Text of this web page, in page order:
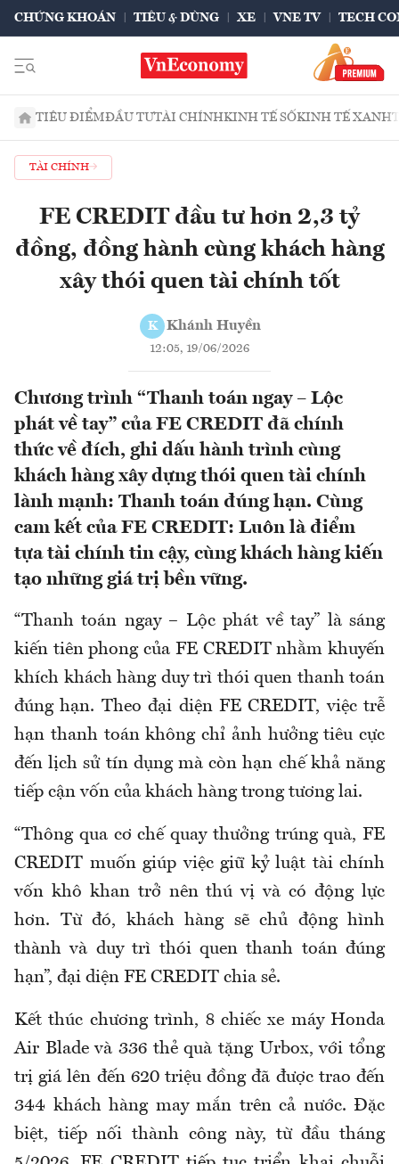
CHỨNG KHOÁN TIÊU & DÙNG XE VNE TV TECH
TIÊU ĐIỂMĐẦU TƯTÀI CHÍNHKINH TẾ SỐKINH TẾ XANH
TÀI CHÍNH
FE CREDIT đầu tư hơn 2,3 tỷ
đồng, đồng hành cùng khách hàng
xây thói quen tài chính tốt
K Khánh Huyền
12:05, 19/06/2026
Chương trình “Thanh toán ngay – Lộc
phát về tay” của FE CREDIT đã chính
thức về đích, ghi dấu hành trình cùng
khách hàng xây dựng thói quen tài chính
lành mạnh: Thanh toán đúng hạn. Cùng
cam kết của FE CREDIT: Luôn là điểm
tựa tài chính tin cậy, cùng khách hàng kiến
tạo những giá trị bền vững.
“Thanh toán ngay – Lộc phát về tay” là sáng
kiến tiên phong của FE CREDIT nhằm khuyến
khích khách hàng duy trì thói quen thanh toán
đúng hạn. Theo đại diện FE CREDIT, việc trễ
hạn thanh toán không chỉ ảnh hưởng tiêu cực
đến lịch sử tín dụng mà còn hạn chế khả năng
tiếp cận vốn của khách hàng trong tương lai.
“Thông qua cơ chế quay thưởng trúng quà, FE
CREDIT muốn giúp việc giữ kỷ luật tài chính
vốn khô khan trở nên thú vị và có động lực
hơn. Từ đó, khách hàng sẽ chủ động hình
thành và duy trì thói quen thanh toán đúng
hạn”, đại diện FE CREDIT chia sẻ.
Kết thúc chương trình, 8 chiếc xe máy Honda
Air Blade và 336 thẻ quà tặng Urbox, với tổng
trị giá lên đến 620 triệu đồng đã được trao đến
344 khách hàng may mắn trên cả nước. Đặc
biệt, tiếp nối thành công này, từ đầu tháng